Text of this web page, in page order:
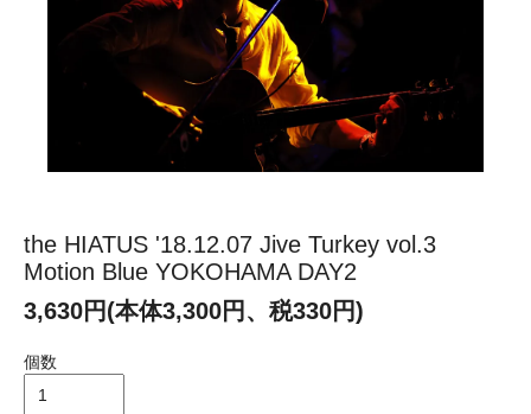
the HIATUS '18.12.07 Jive Turkey vol.3
Motion Blue YOKOHAMA DAY2
3,630円(本体3,300円、税330円)
個数